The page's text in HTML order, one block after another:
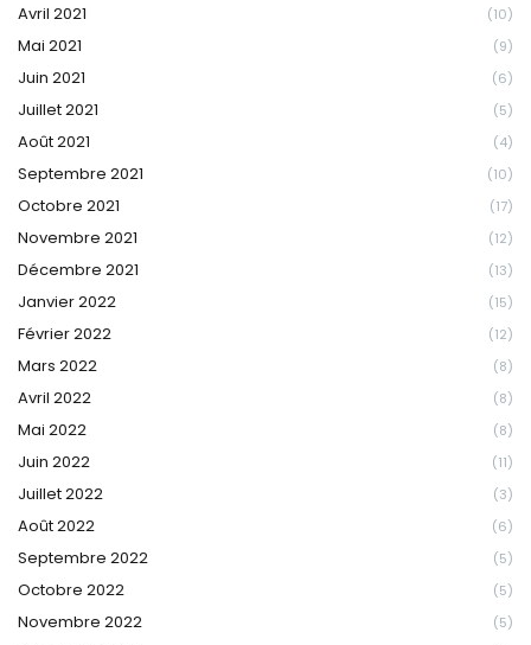
Avril 2021 (10)
Mai 2021 (9)
Juin 2021 (6)
Juillet 2021 (5)
Août 2021 (4)
Septembre 2021 (10)
Octobre 2021 (17)
Novembre 2021 (12)
Décembre 2021 (13)
Janvier 2022 (15)
Février 2022 (12)
Mars 2022 (8)
Avril 2022 (8)
Mai 2022 (8)
Juin 2022 (11)
Juillet 2022 (3)
Août 2022 (6)
Septembre 2022 (5)
Octobre 2022 (5)
Novembre 2022 (5)